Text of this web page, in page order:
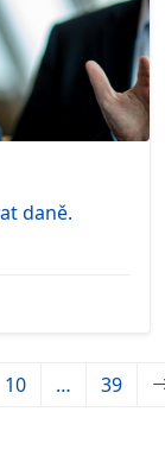
daně.
10 … 39